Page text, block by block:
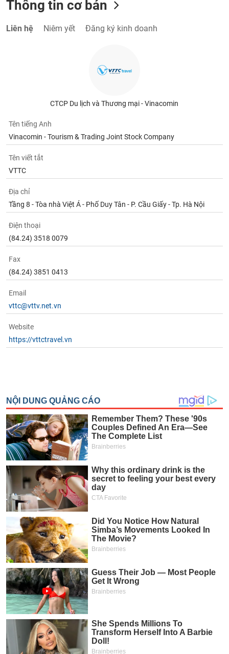
Thông tin cơ bản
Liên hệ Niêm yết Đăng ký kinh doanh
CTCP Du lịch và Thương mại - Vinacomin
Tên tiếng Anh
Vinacomin - Tourism & Trading Joint Stock Company
Tên viết tắt
VTTC
Địa chỉ
Tầng 8 - Tòa nhà Việt Á - Phố Duy Tân - P. Cầu Giấy - Tp. Hà Nội
Điện thoại
(84.24) 3518 0079
Fax
(84.24) 3851 0413
Email
vttc@vttv.net.vn
Website
https://vttctravel.vn